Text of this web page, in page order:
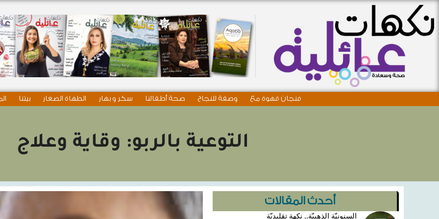
فنجان قهوة مع وصفة للنجاح صحة أطفالنا سكر و بهار الطهاة الصغار بيتنا
التوعية بالربو: وقاية وعلاج
أحدث المقالات
السنونيّة الذهبيّة.. نكهة تقليديّة